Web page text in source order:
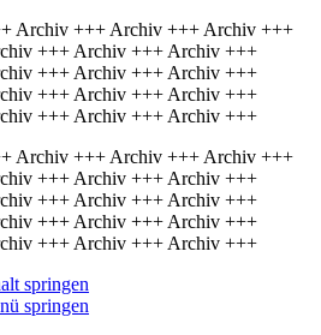
Archiv +++ Archiv +++ Archiv +++
+++ Archiv +++ Archiv +++
+++ Archiv +++ Archiv +++
+++ Archiv +++ Archiv +++
+++ Archiv +++ Archiv +++
Archiv +++ Archiv +++ Archiv +++
+++ Archiv +++ Archiv +++
+++ Archiv +++ Archiv +++
+++ Archiv +++ Archiv +++
+++ Archiv +++ Archiv +++
springen
springen